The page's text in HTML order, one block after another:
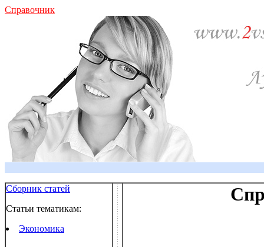
Справочник
Сборник статей
Статьи тематикам:
Экономика